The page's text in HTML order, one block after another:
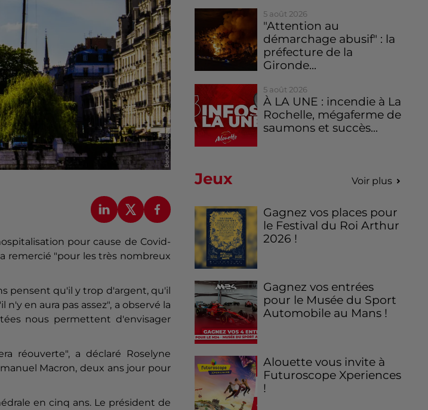
pour cause de Covid-
remercié "pour les très nombreux
pensent qu'il y trop d'argent, qu'il
en aura pas assez", a observé la
nous permettent d'envisager
réouverte", a déclaré Roselyne
Macron, deux ans jour pour
en cinq ans. Le président de
5 août 2026
"Attention au
démarchage abusif" : la
préfecture de la
Gironde...
5 août 2026
À LA UNE : incendie à La
Rochelle, mégaferme de
saumons et succès...
Jeux Voir plus
Gagnez vos places pour
le Festival du Roi Arthur
2026 !
Gagnez vos entrées
pour le Musée du Sport
Automobile au Mans !
Alouette vous invite à
Futuroscope Xperiences
!